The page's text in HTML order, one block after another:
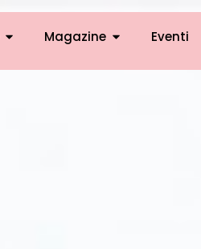
Magazine Eventi